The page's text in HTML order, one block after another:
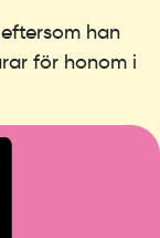
han
för honom i